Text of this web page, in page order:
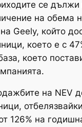
се дължи
на обема
Geely, който
което е с
което
на NEV
отбелязвайки
126% на